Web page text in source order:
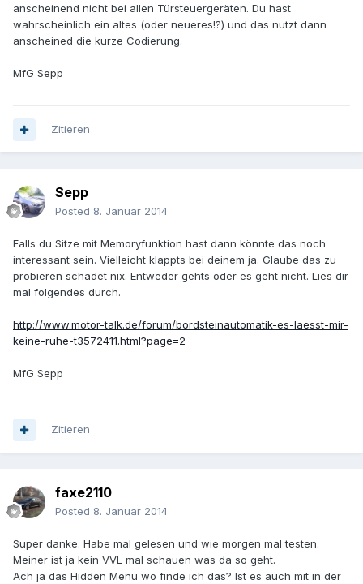
anscheinend nicht bei allen Türsteuergeräten. Du hast
wahrscheinlich ein altes (oder neueres!?) und das nutzt dann
anscheined die kurze Codierung.
MfG Sepp
Zitieren
Sepp
Posted 8. Januar 2014
Falls du Sitze mit Memoryfunktion hast dann könnte das noch
interessant sein. Vielleicht klappts bei deinem ja. Glaube das zu
probieren schadet nix. Entweder gehts oder es geht nicht. Lies dir
mal folgendes durch.
http://www.motor-talk.de/forum/bordsteinautomatik-es-laesst-mir-
keine-ruhe-t3572411.html?page=2
MfG Sepp
Zitieren
faxe2110
Posted 8. Januar 2014
Super danke. Habe mal gelesen und wie morgen mal testen.
Meiner ist ja kein VVL mal schauen was da so geht.
Ach ja das Hidden Menü wo finde ich das? Ist es auch mit in der